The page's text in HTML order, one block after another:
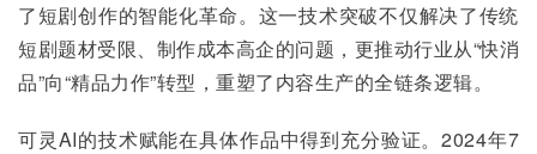
了短剧创作的智能化革命。这一技术突破不仅解决了传统
短剧题材受限、制作成本高企的问题，更推动行业从“快消
品”向“精品力作”转型，重塑了内容生产的全链条逻辑。
可灵AI的技术赋能在具体作品中得到充分验证。2024年7